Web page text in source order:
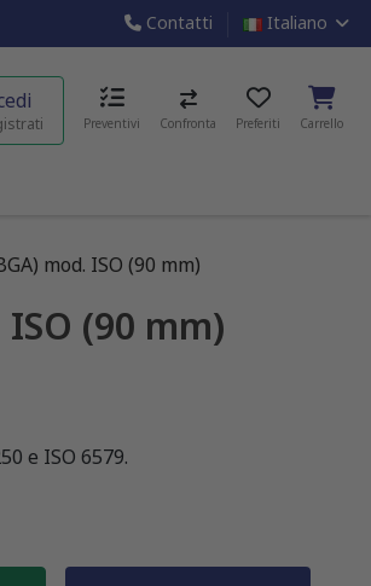
Contatti Italiano
Preventivi Confronta Preferiti Carrello
mod. ISO (90 mm)
(90 mm)
e ISO 6579.